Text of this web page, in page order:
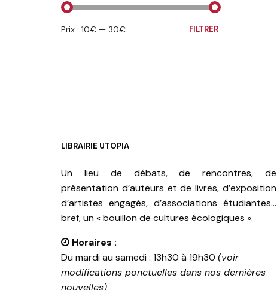
PRIX
PRIX
FILTRER
Prix : 10€ — 30€
LIBRAIRIE UTOPIA
Un lieu de débats, de rencontres, de
présentation d’auteurs et de livres, d’exposition
d’artistes engagés, d’associations étudiantes…
bref, un « bouillon de cultures écologiques ».
Horaires :
Du mardi au samedi : 13h30 à 19h30 (voir
modifications ponctuelles dans nos dernières